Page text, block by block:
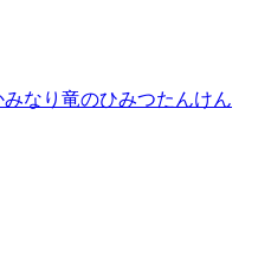
なり竜のひみつたんけん